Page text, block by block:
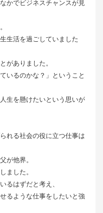
かでビジネスチャンスが見
生活を過ごしていました
がありました。
いるのかな？」ということ
生を懸けたいという思いが
れる社会の役に立つ仕事は
が他界。
ました。
るはずだと考え、
るような仕事をしたいと強